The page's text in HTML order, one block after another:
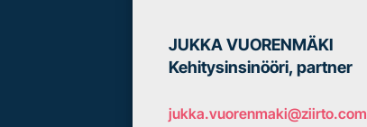
JUKKA VUORENMÄKI
Kehitysinsinööri, partner
jukka.vuorenmaki@ziirto.com